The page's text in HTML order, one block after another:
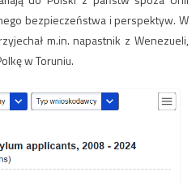
bezpieczeństwa i perspektyw. W
m.in. napastnik z Wenezueli,
w Toruniu.